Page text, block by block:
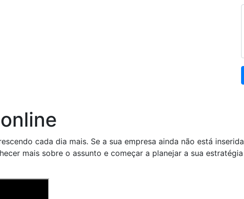
cada dia mais. Se a sua empresa ainda não está inserida
mais sobre o assunto e começar a planejar a sua estratégia